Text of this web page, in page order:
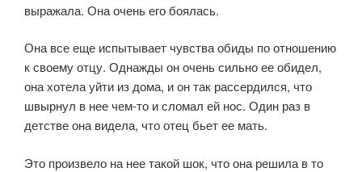
выражала. Она очень его боялась.
Она все еще испытывает чувства обиды по отношению
к своему отцу. Однажды он очень сильно ее обидел,
она хотела уйти из дома, и он так рассердился, что
швырнул в нее чем-то и сломал ей нос. Один раз в
детстве она видела, что отец бьет ее мать.
Это произвело на нее такой шок, что она решила в то